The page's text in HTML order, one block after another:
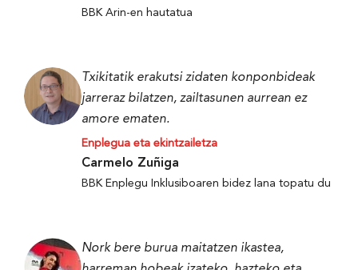
BBK Arin-en hautatua
Txikitatik erakutsi zidaten konponbideak
jarreraz bilatzen, zailtasunen aurrean ez
amore ematen.
Enplegua eta ekintzailetza
Carmelo Zuñiga
BBK Enplegu Inklusiboaren bidez lana topatu du
Nork bere burua maitatzen ikastea,